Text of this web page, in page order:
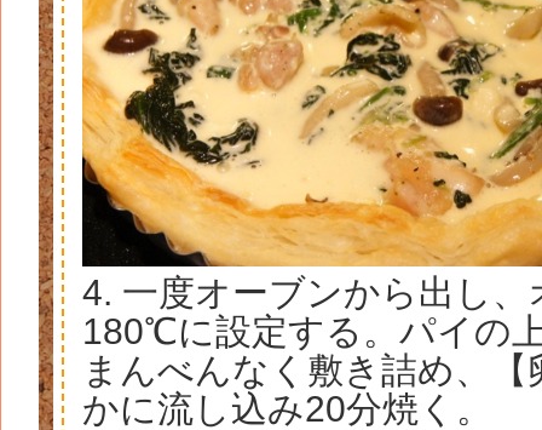
4. 一度オーブンから出し、
180℃に設定する。パイの
まんべんなく敷き詰め、【
かに流し込み20分焼く。